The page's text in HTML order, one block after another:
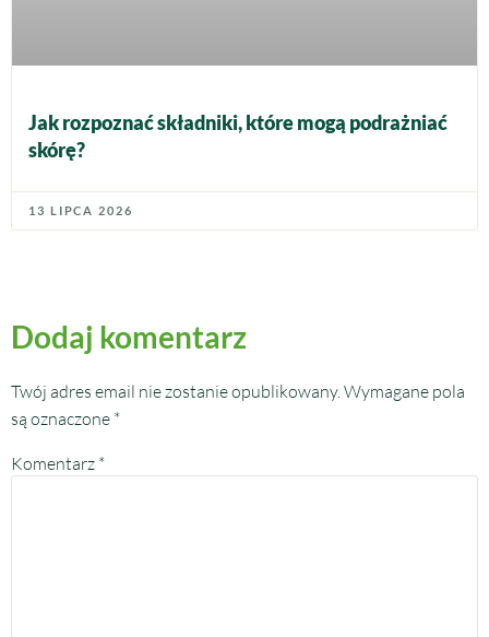
Jak rozpoznać składniki, które mogą podrażniać
skórę?
13 LIPCA 2026
Dodaj komentarz
Twój adres email nie zostanie opublikowany. Wymagane pola
są oznaczone *
Komentarz *